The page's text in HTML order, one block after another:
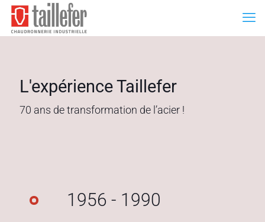
L'expérience Taillefer
70 ans de transformation de l’acier !
1956 - 1990